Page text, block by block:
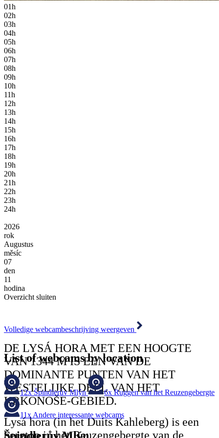
01h
02h
03h
04h
05h
06h
07h
08h
09h
10h
11h
12h
13h
14h
15h
16h
17h
18h
19h
20h
21h
22h
23h
24h
2026
rok
Augustus
měsíc
07
den
11
hodina
Overzicht sluiten
Volledige webcambeschrijving weergeven
DE LYSÁ HORA MET EEN HOOGTE
VAN 1344 M IS EEN VAN DE
DOMINANTE PUNTEN VAN HET
WESTELIJKE DEEL VAN HET
KRKONOŠE-GEBIED.
Lysá hora (in het Duits Kahleberg) is een
bergtop in het Reuzengebergte van de
List of webcams by location
12x Špindlerův Mlýn 6x Ruggen van het Reuzengebergte
11x Andere interessante webcams
Špindlerův Mlýn